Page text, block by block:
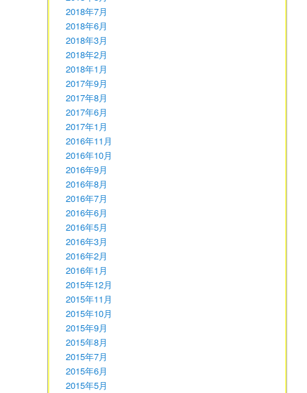
2018年7月
2018年6月
2018年3月
2018年2月
2018年1月
2017年9月
2017年8月
2017年6月
2017年1月
2016年11月
2016年10月
2016年9月
2016年8月
2016年7月
2016年6月
2016年5月
2016年3月
2016年2月
2016年1月
2015年12月
2015年11月
2015年10月
2015年9月
2015年8月
2015年7月
2015年6月
2015年5月